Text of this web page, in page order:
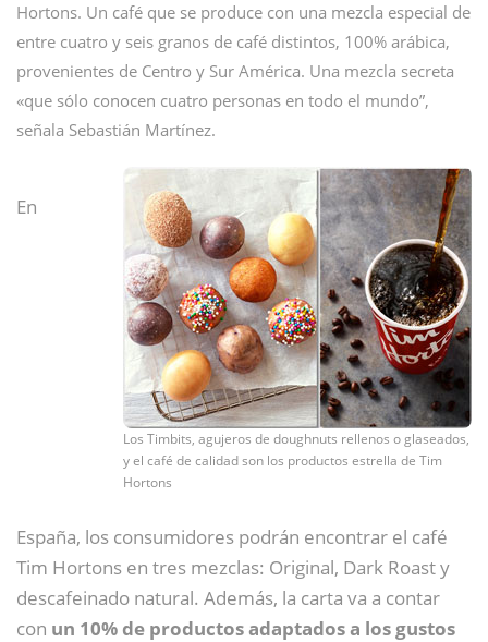
Hortons. Un café que se produce con una mezcla especial de
entre cuatro y seis granos de café distintos, 100% arábica,
provenientes de Centro y Sur América. Una mezcla secreta
«que sólo conocen cuatro personas en todo el mundo”,
señala Sebastián Martínez.
Los Timbits, agujeros de doughnuts rellenos o glaseados,
y el café de calidad son los productos estrella de Tim
Hortons
En
España, los consumidores podrán encontrar el café
Tim Hortons en tres mezclas: Original, Dark Roast y
descafeinado natural. Además, la carta va a contar
con un 10% de productos adaptados a los gustos